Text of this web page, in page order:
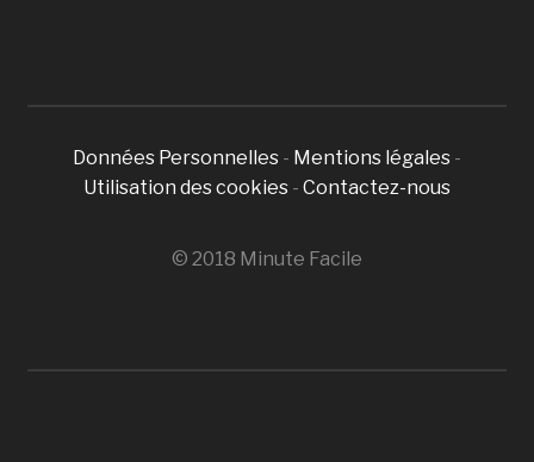
Données Personnelles - Mentions légales -
Utilisation des cookies - Contactez-nous
© 2018 Minute Facile